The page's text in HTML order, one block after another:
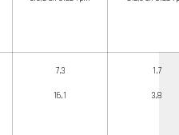
7,3
16,1
1,7
3,8